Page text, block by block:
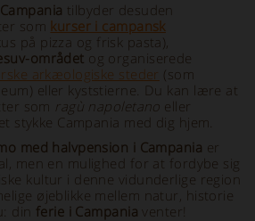
tilbyder desuden
som kurser i campansk
på pizza og frisk pasta),
området og organiserede
arkæologiske steder (som
eller kyststierne. Du kan lære at
som ragù napoletano eller
stykke Campania med dig hjem.
med halvpension i Campania er
men en mulighed for at fordybe sig
kultur i denne vidunderlige region
øjeblikke mellem natur, historie
din ferie i Campania venter!